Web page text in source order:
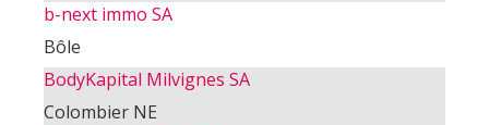
b-next immo SA
Bôle
BodyKapital Milvignes SA
Colombier NE